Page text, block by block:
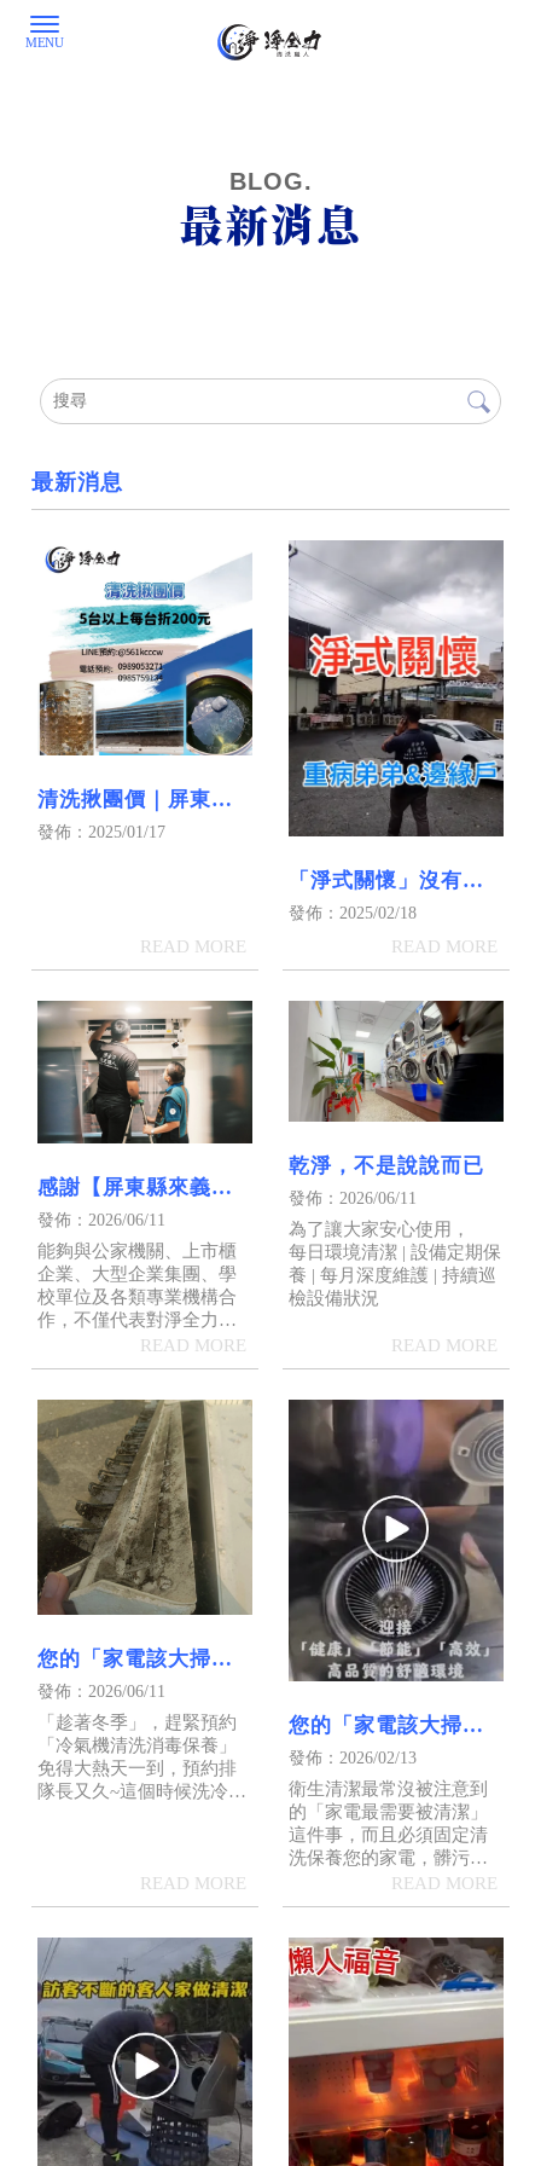
最新消息
最新消息
清洗揪團價｜屏東水
塔清洗｜屏東冷氣清
發佈：2025/01/17
「淨式關懷」沒有收
益，得來比金錢更有
價值｜屏東冷氣清洗
發佈：2025/02/18
感謝【屏東縣來義鄉
鄉公所】指定委託淨
全力
發佈：2026/06/11
能夠與公家機關、上市櫃
企業、大型企業集團、學
校單位及各類專業機構合
作，不僅代表對淨全力專
業能力的肯定，更是我們
持續精進服務品質的重要
乾淨，不是說說而已
發佈：2026/06/11
為了讓大家安心使用，
每日環境清潔 | 設備定期保
養 | 每月深度維護 | 持續巡
檢設備狀況
您的「家電該大掃除
了！！」
發佈：2026/06/11
「趁著冬季」，趕緊預約
「冷氣機清洗消毒保養」
免得大熱天一到，預約排
隊長又久~這個時候洗冷氣
您的「家電該大掃除
了！！」｜屏東排油
煙機清洗｜屏東洗排
油煙機
發佈：2026/02/13
衛生清潔最常沒被注意到
的「家電最需要被清潔」
這件事，而且必須固定清
洗保養您的家電，髒污開
始累積，該臭的開始發
臭，影響身體的黴菌細菌
渾身不舒服，漸漸的家電
不如以往的效能表現，總
覺得